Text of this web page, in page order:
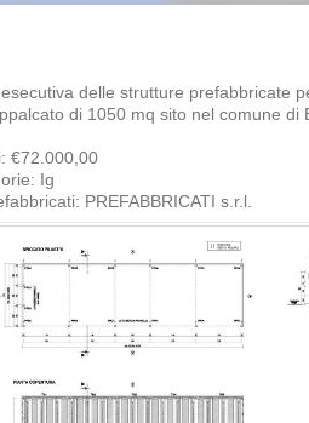
delle strutture prefabbricate
di 1050 mq sito nel comune di
€72.000,00
Ig
PREFABBRICATI s.r.l.